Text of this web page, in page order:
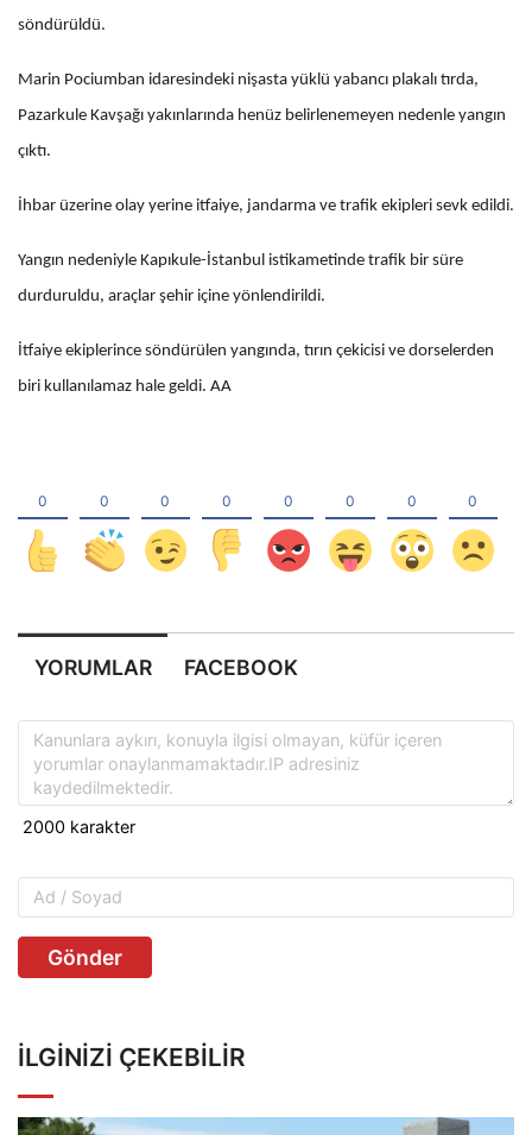
söndürüldü.
Marin Pociumban idaresindeki nişasta yüklü yabancı plakalı tırda,
Pazarkule Kavşağı yakınlarında henüz belirlenemeyen nedenle yangın
çıktı.
İhbar üzerine olay yerine itfaiye, jandarma ve trafik ekipleri sevk edildi.
Yangın nedeniyle Kapıkule-İstanbul istikametinde trafik bir süre
durduruldu, araçlar şehir içine yönlendirildi.
İtfaiye ekiplerince söndürülen yangında, tırın çekicisi ve dorselerden
biri kullanılamaz hale geldi. AA
YORUMLAR FACEBOOK
Gönder
İLGINIZI ÇEKEBILIR